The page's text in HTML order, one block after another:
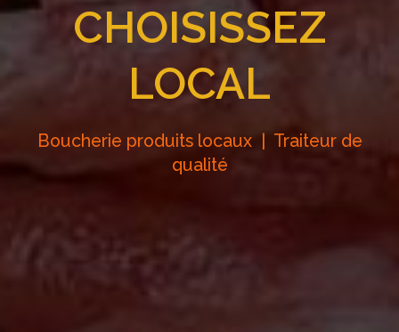
CHOISISSEZ
LOCAL
Boucherie produits locaux | Traiteur de
qualité